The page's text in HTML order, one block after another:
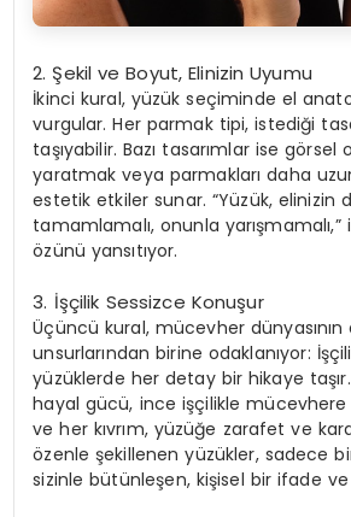
2. Şekil ve Boyut, Elinizin Uyumu
İkinci kural, yüzük seçiminde el
vurgular. Her parmak tipi, istediği
taşıyabilir. Bazı tasarımlar ise görsel
yaratmak veya parmakları daha
estetik etkiler sunar. “Yüzük, elinizin
tamamlamalı, onunla yarışmamalı,”
özünü yansıtıyor.
3. ⁠İşçilik Sessizce Konuşur
Üçüncü kural, mücevher dünyasının
unsurlarından birine odaklanıyor:
yüzüklerde her detay bir hikaye taşır.
hayal gücü, ince işçilikle mücevhere
ve her kıvrım, yüzüğe zarafet ve
özenle şekillenen yüzükler, sadece
sizinle bütünleşen, kişisel bir ifade